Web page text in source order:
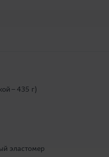
– 435 г)
эластомер